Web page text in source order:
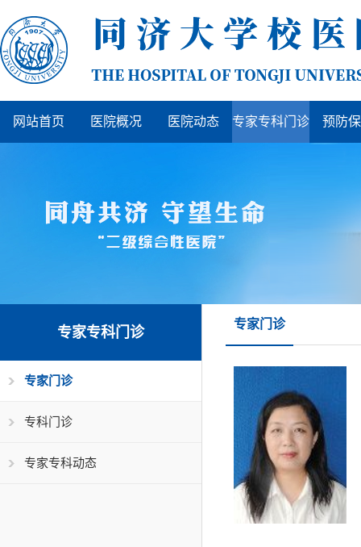
网站首页 医院概况 医院动态 专家专科门诊 预防
专家专科门诊
专家门诊
专科门诊
专家专科动态
专家门诊